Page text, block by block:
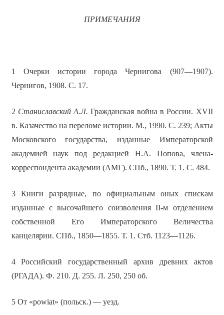
ПРИМЕЧАНИЯ
1 Очерки истории города Чернигова (907—1907).
Чернигов, 1908. С. 17.
2 Станиславский А.Л. Гражданская война в России. XVII
в. Казачество на переломе истории. М., 1990. С. 239; Акты
Московского государства, изданные Императорской
академией наук под редакцией Н.А. Попова, члена-
корреспондента академии (АМГ). СПб., 1890. Т. 1. С. 484.
3 Книги разрядные, по официальным оных спискам
изданные с высочайшего соизволения II-м отделением
собственной Его Императорского Величества
канцелярии. СПб., 1850—1855. Т. 1. Стб. 1123—1126.
4 Российский государственный архив древних актов
(РГАДА). Ф. 210. Д. 255. Л. 250, 250 об.
5 От «powiat» (польск.) — уезд.